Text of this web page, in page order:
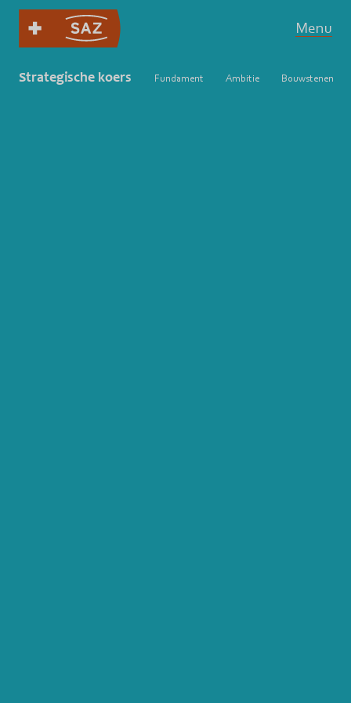
Menu
Strategische koers Fundament Ambitie Bouwstenen